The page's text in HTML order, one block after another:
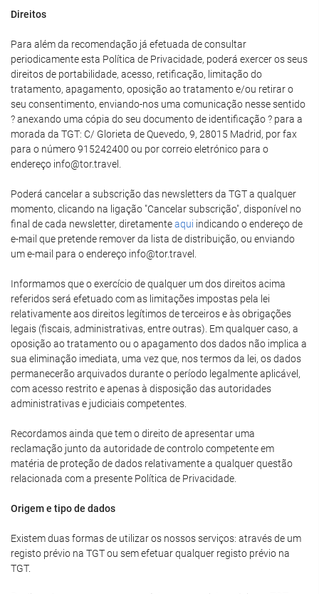
Direitos
Para além da recomendação já efetuada de consultar
periodicamente esta Política de Privacidade, poderá exercer os seus
direitos de portabilidade, acesso, retificação, limitação do
tratamento, apagamento, oposição ao tratamento e/ou retirar o
seu consentimento, enviando-nos uma comunicação nesse sentido
? anexando uma cópia do seu documento de identificação ? para a
morada da TGT: C/ Glorieta de Quevedo, 9, 28015 Madrid, por fax
para o número 915242400 ou por correio eletrónico para o
endereço info@tor.travel.
Poderá cancelar a subscrição das newsletters da TGT a qualquer
momento, clicando na ligação "Cancelar subscrição", disponível no
final de cada newsletter, diretamenteaqui indicando o endereço de
e-mail que pretende remover da lista de distribuição, ou enviando
um e-mail para o endereço info@tor.travel.
Informamos que o exercício de qualquer um dos direitos acima
referidos será efetuado com as limitações impostas pela lei
relativamente aos direitos legítimos de terceiros e às obrigações
legais (fiscais, administrativas, entre outras). Em qualquer caso, a
oposição ao tratamento ou o apagamento dos dados não implica a
sua eliminação imediata, uma vez que, nos termos da lei, os dados
permanecerão arquivados durante o período legalmente aplicável,
com acesso restrito e apenas à disposição das autoridades
administrativas e judiciais competentes.
Recordamos ainda que tem o direito de apresentar uma
reclamação junto da autoridade de controlo competente em
matéria de proteção de dados relativamente a qualquer questão
relacionada com a presente Política de Privacidade.
Origem e tipo de dados
Existem duas formas de utilizar os nossos serviços: através de um
registo prévio na TGT ou sem efetuar qualquer registo prévio na
TGT.